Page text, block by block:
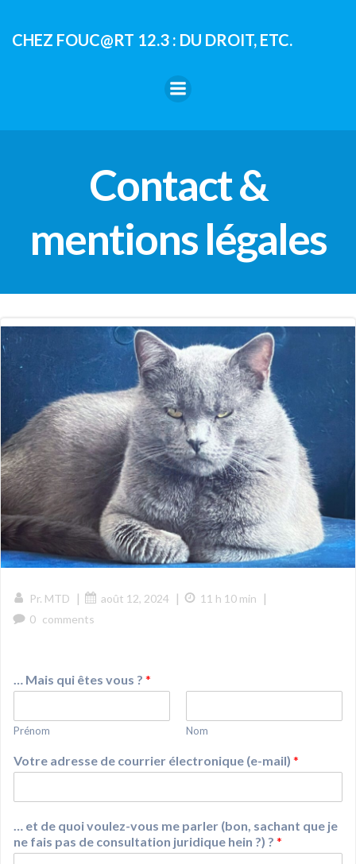
contenu
CHEZ FOUC@RT 12.3 : DU DROIT, ETC.
Contact &
mentions légales
Pr. MTD | août 12, 2024 | 11 h 10 min |
0 comments
… Mais qui êtes vous ? *
Prénom Nom
Votre adresse de courrier électronique (e-mail) *
… et de quoi voulez-vous me parler (bon, sachant que je
ne fais pas de consultation juridique hein ?) ? *